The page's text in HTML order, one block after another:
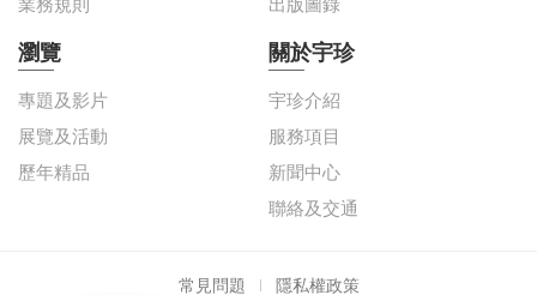
業務規則
出版圖錄
瀏覽
專題及影片
展覽及活動
歷年精品
關於宇珍
宇珍介紹
服務項目
新聞中心
聯絡及交通
常見問題 隱私權政策